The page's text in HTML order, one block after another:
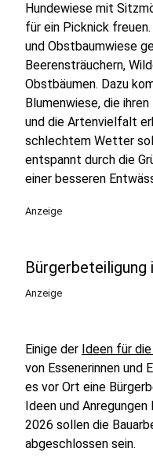
Hundewiese mit
für ein Picknick
und Obstbaumwiese
Beerensträuchern,
Obstbäumen. Dazu
Blumenwiese, die
und die Artenvielfalt
schlechtem Wetter
entspannt durch die
einer besseren
Anzeige
Bürgerbeteiligung
Anzeige
Einige der Ideen für
von Essenerinnen und
es vor Ort eine
Ideen und
2026 sollen die
abgeschlossen sein.